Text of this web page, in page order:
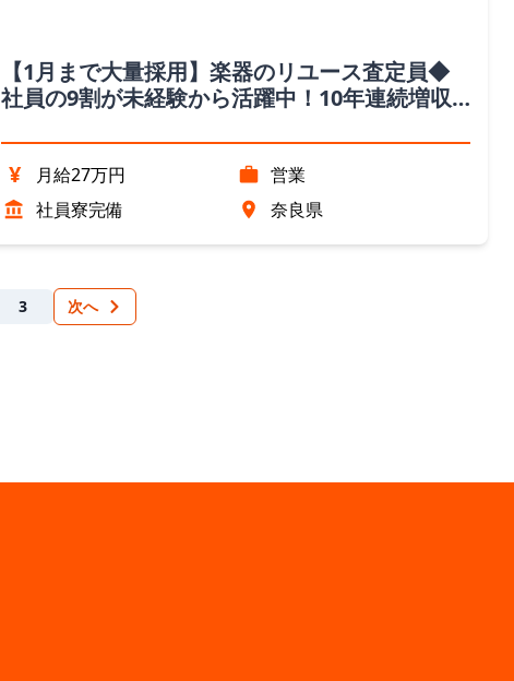
【1月まで大量採用】楽器のリユース査定員◆
社員の9割が未経験から活躍中！10年連続増収
¥
月給27万円
営業
社員寮完備
奈良県
3 次へ